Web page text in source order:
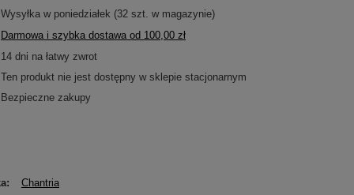
Wysyłkaw poniedziałek (32 szt. w magazynie)
Darmowa i szybka dostawa od 100,00 zł
14 dni na łatwy zwrot
Ten produkt nie jest dostępny w sklepie stacjonarnym
Bezpieczne zakupy
Chantria